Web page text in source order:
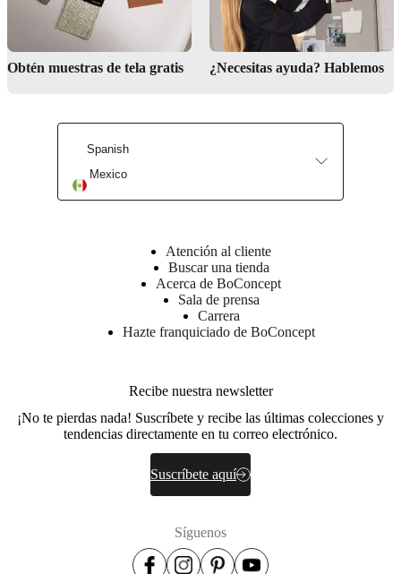
Obtén muestras de tela gratis ¿Necesitas ayuda? Hablemos
Spanish
Mexico
Atención al cliente
Buscar una tienda
Acerca de BoConcept
Sala de prensa
Carrera
Hazte franquiciado de BoConcept
Recibe nuestra newsletter
¡No te pierdas nada! Suscríbete y recibe las últimas colecciones y
tendencias directamente en tu correo electrónico.
Suscríbete aquí
Síguenos